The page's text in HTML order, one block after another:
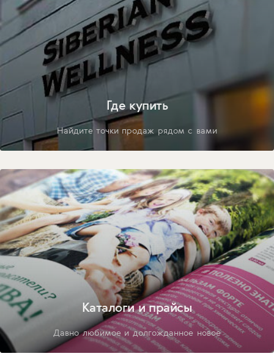
Где купить
Найдите точки продаж рядом с вами
Каталоги и прайсы
Давно любимое и долгожданное новое